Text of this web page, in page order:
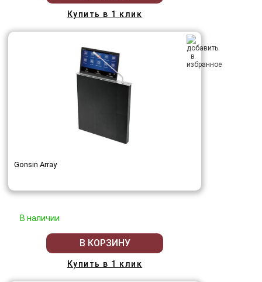
Купить в 1 клик
Gonsin Array
В наличии
В КОРЗИНУ
Купить в 1 клик